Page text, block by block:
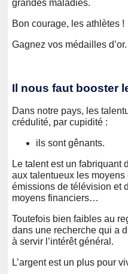
grandes maladies.
Bon courage, les athlètes !
Gagnez vos médailles d’or.
Il nous faut booster
Dans notre pays, les
crédulité, par cupidité :
ils sont gênants.
Le talent est un fabriquant
aux talentueux les
émissions de télévision et
moyens financiers…
Toutefois bien faibles au
dans une recherche qui a
à servir l’intérêt général.
L’argent est un plus pour